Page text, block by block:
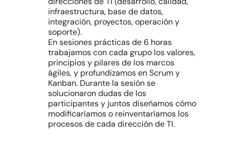
infraestructura, base de datos,
integración, proyectos, operación y
soporte).
En sesiones prácticas de 6 horas
trabajamos con cada grupo los valores,
principios y pilares de los marcos
ágiles, y profundizamos en Scrum y
Kanban. Durante la sesión se
solucionaron dudas de los
participantes y juntos diseñamos cómo
modificaríamos o reinventaríamos los
procesos de cada dirección de TI.